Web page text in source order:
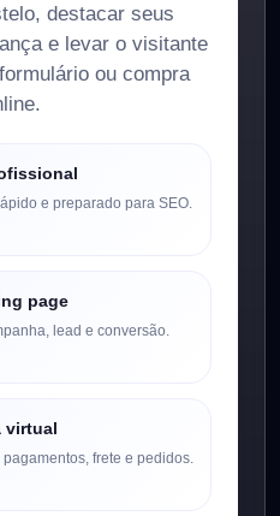
destacar seus
e levar o visitante
ou compra
e preparado para SEO.
page
lead e conversão.
virtual
frete e pedidos.